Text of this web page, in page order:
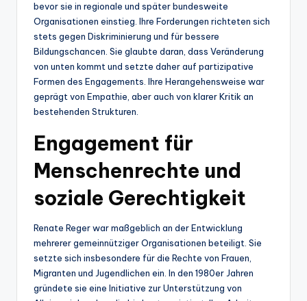
bevor sie in regionale und später bundesweite
Organisationen einstieg. Ihre Forderungen richteten sich
stets gegen Diskriminierung und für bessere
Bildungschancen. Sie glaubte daran, dass Veränderung
von unten kommt und setzte daher auf partizipative
Formen des Engagements. Ihre Herangehensweise war
geprägt von Empathie, aber auch von klarer Kritik an
bestehenden Strukturen.
Engagement für
Menschenrechte und
soziale Gerechtigkeit
Renate Reger war maßgeblich an der Entwicklung
mehrerer gemeinnütziger Organisationen beteiligt. Sie
setzte sich insbesondere für die Rechte von Frauen,
Migranten und Jugendlichen ein. In den 1980er Jahren
gründete sie eine Initiative zur Unterstützung von